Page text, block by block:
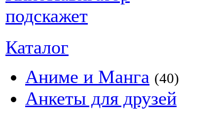
Каталог
Аниме и Манга (40)
Анкеты для друзей